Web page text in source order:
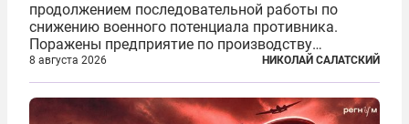
продолжением последовательной работы по
снижению военного потенциала противника.
Поражены предприятие по производству
крылатых ракет, крупный склад топлива и два
сухогруза с военными грузами. Дополнительно
нанесены удары по объектам в ряде городов. В
Киеве...
8 августа 2026 НИКОЛАЙ САЛАТСКИЙ